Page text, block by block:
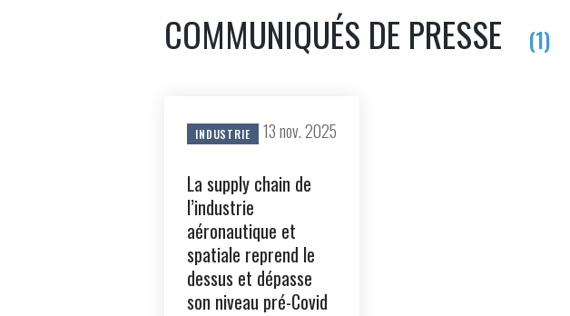
COMMUNIQUÉS DE PRESSE (1)
INDUSTRIE 13 nov. 2025
La supply chain de
l’industrie
aéronautique et
spatiale reprend le
dessus et dépasse
son niveau pré-Covid